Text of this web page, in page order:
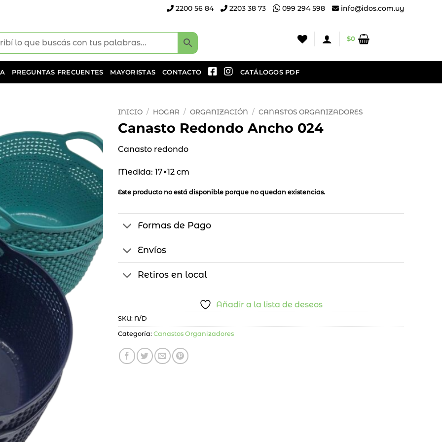
2200 56 84 2203 38 73 099 294 598 info@idos.com.uy
$0
PREGUNTAS FRECUENTES MAYORISTAS CONTACTO CATÁLOGOS PDF
Añadir
lista
de
deseos
INICIO / HOGAR / ORGANIZACIÓN / CANASTOS ORGANIZADORES
Canasto Redondo Ancho 024
Canasto redondo
Medida: 17×12 cm
Este producto no está disponible porque no quedan existencias.
Formas de Pago
Envíos
Retiros en local
Añadir a la lista de deseos
SKU: N/D
Categoría: Canastos Organizadores